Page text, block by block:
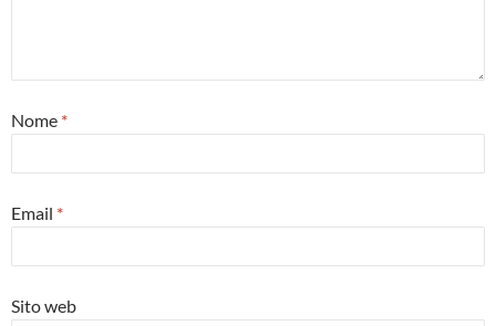
Nome *
Email *
Sito web